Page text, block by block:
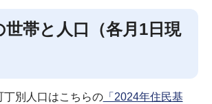
世帯と人口（各月1日現
丁別人口はこちらの「2024年住民基